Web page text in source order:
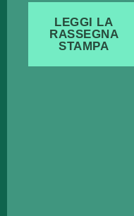
LEGGI LA
RASSEGNA
STAMPA